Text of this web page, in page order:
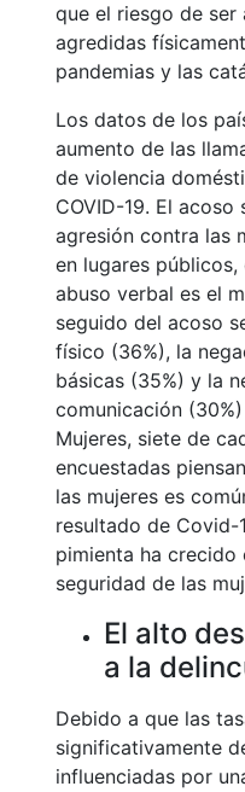
que el riesgo de ser
agredidas
pandemias y las
Los datos de los
aumento de las
de violencia
COVID-19. El
agresión contra las
en lugares públicos,
abuso verbal es el
seguido del acoso
físico (36%), la
básicas (35%) y la
comunicación
Mujeres, siete de
encuestadas
las mujeres es
resultado de Covid-
pimienta ha crecido
seguridad de las
El alto
a la
Debido a que las
significativamente
influenciadas por